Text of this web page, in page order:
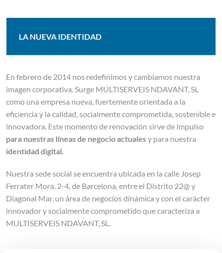
LA NUEVA IDENTIDAD
En febrero de 2014 nos redefinimos y cambiamos nuestra
imagen corporativa. Surge MULTISERVEIS NDAVANT, SL
como una empresa nueva, fuertemente orientada a la
eficiencia y la calidad, socialmente comprometida, sostenible e
innovadora. Este momento de renovación sirve de impulso
para nuestras líneas de negocio actualesy para nuestra
identidad digital.
Nuestra sede social se encuentra ubicada en la calle Josep
Ferrater Mora, 2-4, de Barcelona, entre el Distrito 22@ y
Diagonal Mar, un área de negocios dinámica y con el carácter
innovador y socialmente comprometido que caracteriza a
MULTISERVEIS NDAVANT, SL.